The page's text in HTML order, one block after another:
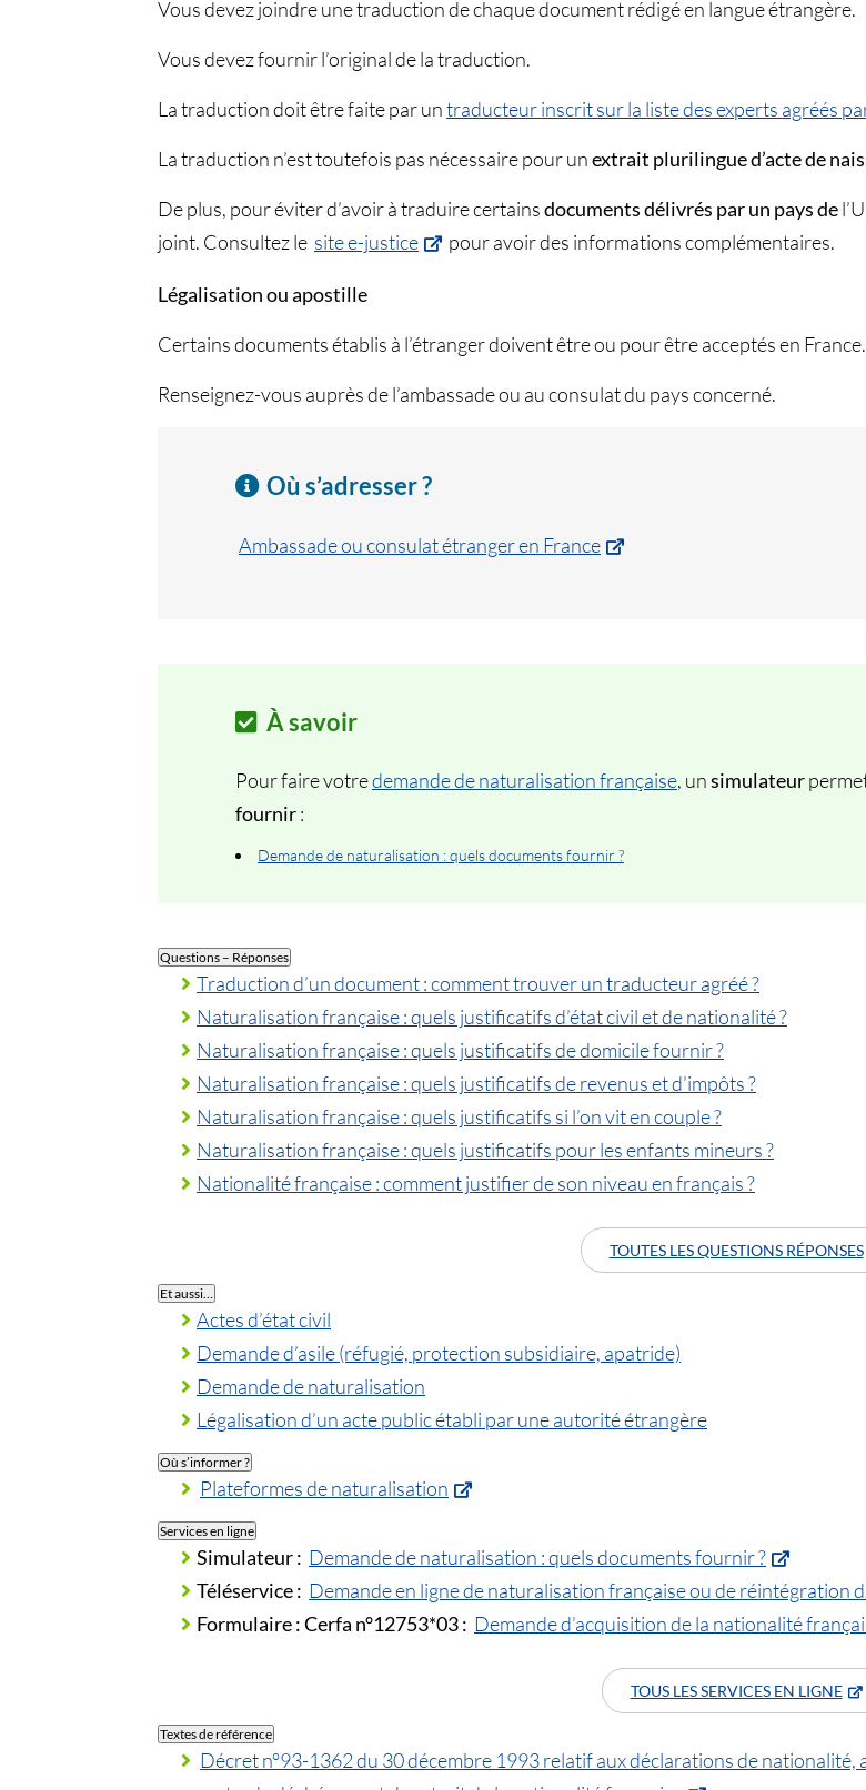
Vous devez joindre une traduction de chaque document rédigé en langue étrangère.
Vous devez fournir l’original de la traduction.
La traduction doit être faite par untraducteur inscrit sur la liste des experts agréés
La traduction n’est toutefois pas nécessaire pour unextrait plurilingue d’acte de
De plus, pour éviter d’avoir à traduire certainsdocuments délivrés par un pays de
joint. Consultez le site e-justice pour avoir des informations complémentaires.
Légalisation ou apostille
Certains documents établis à l’étranger doivent être ou pour être acceptés en France.
Renseignez-vous auprès de l’ambassade ou au consulat du pays concerné.
Où s’adresser ?
Ambassade ou consulat étranger en France
À savoir
Pour faire votredemande de naturalisation française, unsimulateur
fournir:
Demande de naturalisation : quels documents fournir ?
Questions – Réponses
Traduction d’un document : comment trouver un traducteur agréé ?
Naturalisation française : quels justificatifs d’état civil et de nationalité ?
Naturalisation française : quels justificatifs de domicile fournir ?
Naturalisation française : quels justificatifs de revenus et d’impôts ?
Naturalisation française : quels justificatifs si l’on vit en couple ?
Naturalisation française : quels justificatifs pour les enfants mineurs ?
Nationalité française : comment justifier de son niveau en français ?
TOUTES LES QUESTIONS RÉPONSES
Et aussi…
Actes d’état civil
Demande d’asile (réfugié, protection subsidiaire, apatride)
Demande de naturalisation
Légalisation d’un acte public établi par une autorité étrangère
Où s’informer ?
Plateformes de naturalisation
Services en ligne
Simulateur : Demande de naturalisation : quels documents fournir ?
Téléservice : Demande en ligne de naturalisation française ou de réintégration
Formulaire :Cerfa n°12753*03 : Demande d’acquisition de la nationalité
TOUS LES SERVICES EN LIGNE
Textes de référence
Décret n°93-1362 du 30 décembre 1993 relatif aux déclarations de